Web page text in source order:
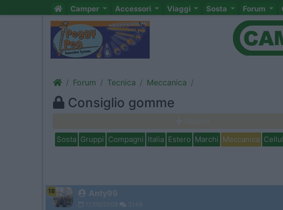
Camper Accessori Viaggi Sosta Forum
Forum Tecnica Meccanica
Consiglio gomme
Sosta Gruppi Compagni Italia Estero Marchi Meccanica
18 Anty99
17/06/2008 3149